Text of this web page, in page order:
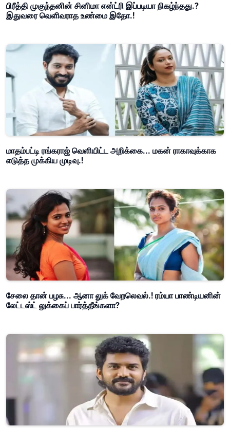
பிரீத்தி முகுந்தனின் சினிமா என்ட்ரி இப்படியா நிகழ்ந்தது.?
இதுவரை வெளிவராத உண்மை இதோ.!
மாதம்பட்டி ரங்கராஜ் வெளியிட்ட அறிக்கை... மகன் ராகாவுக்காக
எடுத்த முக்கிய முடிவு.!
சேலை தான் பழசு... ஆனா லுக் வேறலெவல்.! ரம்யா பாண்டியனின்
லேட்டஸ்ட் லுக்கைப் பார்த்தீங்களா?